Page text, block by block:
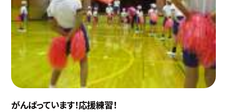
がんばっています！応援練習！